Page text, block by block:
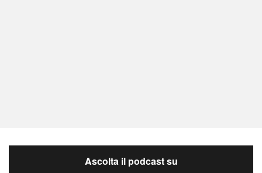
Ascolta il podcast su